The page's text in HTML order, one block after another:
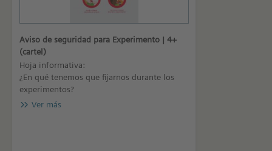
Aviso de seguridad para Experimento | 4+
(cartel)
Hoja informativa:
¿En qué tenemos que fijarnos durante los
experimentos?
Ver más